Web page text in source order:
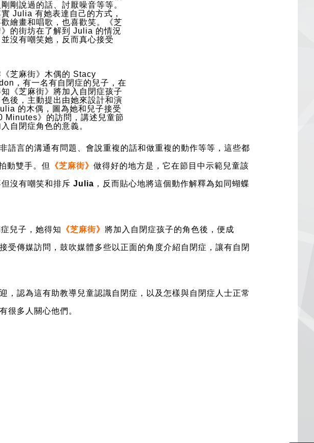
剛剛說過的話、討厭噪音等等。
Julia 有她表達自己的方式，
繪畫和唱歌，也喜歡笑。《芝
》的街坊在了解到 Julia 的情況
沒有嘲笑她，反而真心接受
《芝麻街》木偶的 Stacy
，有一名有自閉症的兒子，在
《芝麻街》將加入自閉症孩子
色後，主動提出由她來設計和演
的木偶，圖為她和兒子接受
Minutes》的訪問，講述兒童節
入自閉症角色的意義。
語言的溝通有問題、會說重複的話和做重複的動作等等，這些都
動雙手。但 《芝麻街》 做得好的地方是，它在節目中示範兒童該
沒有嘲笑和排斥 Julia ，反而貼心地將這個動作解釋為如同蝴蝶
兒子，她得知 《芝麻街》 將加入自閉症孩子的角色後，便成
受傳媒訪問，鼓吹媒體多些以正面的角度介紹自閉症，讓有自閉
，認為這有助教導兒童認識自閉症，以及怎樣與自閉症人士正常
很多人關心他們。